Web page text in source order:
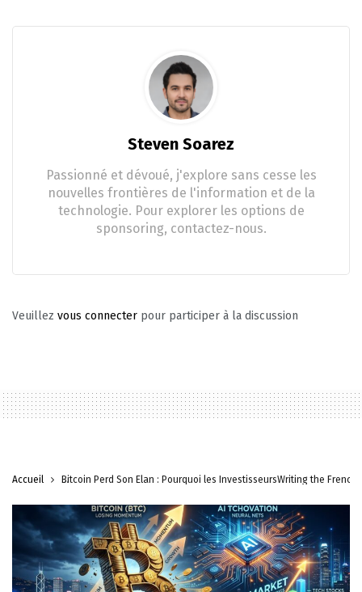
Steven Soarez
Passionné et dévoué, j'explore sans cesse les
nouvelles frontières de l'information et de la
technologie. Pour explorer les options de
sponsoring, contactez-nous.
Veuillez vous connecter pour participer à la discussion
Accueil Bitcoin Perd Son Élan : Pourquoi les InvestisseursWriting the